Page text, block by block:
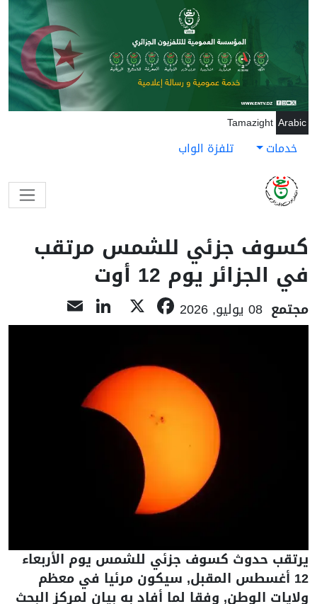
تجاوز إلى المحتوى الرئيسي
Arabic
Tamazight
خدمات تلفزة الواب
كسوف جزئي للشمس مرتقب
في الجزائر يوم 12 أوت
مجتمع 08 يوليو, 2026 Facebook
LinkedIn
يرتقب حدوث كسوف جزئي للشمس يوم الأربعاء
12 أغسطس المقبل, سيكون مرئيا في معظم
ولايات الوطن, وفقا لما أفاد به بيان لمركز البحث